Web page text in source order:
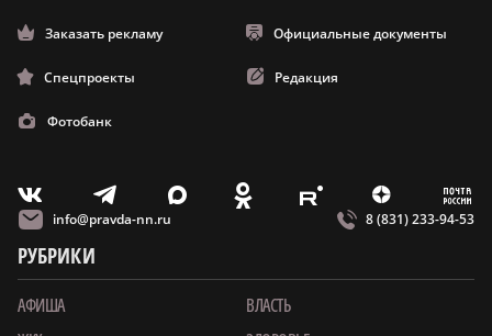
Заказать рекламу Официальные документы
Спецпроекты Редакция
Фотобанк
V T X O E Z m
info@pravda-nn.ru 8 (831) 233-94-53
РУБРИКИ
АФИША
ВЛАСТЬ